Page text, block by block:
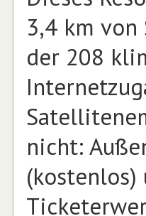
3,4 km
der 208
nicht: